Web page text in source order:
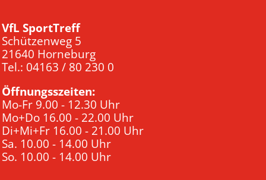
VfL SportTreff
Schützenweg 5
21640 Horneburg
Tel.: 04163 / 80 230 0
Öffnungsszeiten:
Mo-Fr 9.00 - 12.30 Uhr
Mo+Do 16.00 - 22.00 Uhr
Di+Mi+Fr 16.00 - 21.00 Uhr
Sa. 10.00 - 14.00 Uhr
So. 10.00 - 14.00 Uhr